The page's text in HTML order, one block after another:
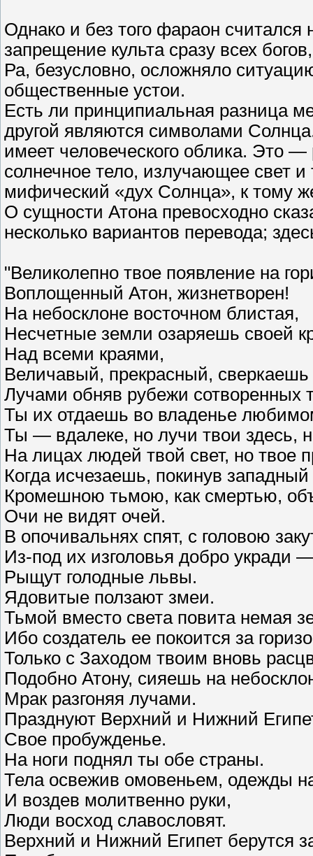
Однако и без того фараон
запрещение культа сразу всех
Ра, безусловно, осложняло
общественные устои.
Есть ли принципиальная разница
другой являются символами
имеет человеческого облика. Это
солнечное тело, излучающее свет
мифический «дух Солнца», к тому
О сущности Атона превосходно
несколько вариантов перевода;
"Великолепно твое появление на
Воплощенный Атон, жизнетворен!
На небосклоне восточном блистая,
Несчетные земли озаряешь своей
Над всеми краями,
Величавый, прекрасный, сверкаешь
Лучами обняв рубежи сотворенных
Ты их отдаешь во владенье
Ты — вдалеке, но лучи твои здесь,
На лицах людей твой свет, но твое
Когда исчезаешь, покинув
Кромешною тьмою, как смертью,
Очи не видят очей.
В опочивальнях спят, с головою
Из-под их изголовья добро укради
Рыщут голодные львы.
Ядовитые ползают змеи.
Тьмой вместо света повита немая
Ибо создатель ее покоится за
Только с Заходом твоим вновь
Подобно Атону, сияешь на
Мрак разгоняя лучами.
Празднуют Верхний и Нижний
Свое пробужденье.
На ноги поднял ты обе страны.
Тела освежив омовеньем, одежды
И воздев молитвенно руки,
Люди восход славословят.
Верхний и Нижний Египет берутся